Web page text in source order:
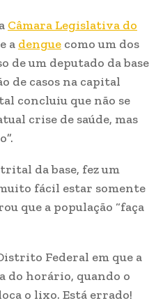
Câmara Legislativa do
a dengue como um dos
de um deputado da base
de casos na capital
concluiu que não se
crise de saúde, mas
da base, fez um
fácil estar somente
que a população “faça
Federal em que a
do horário, quando o
o lixo. Está errado!